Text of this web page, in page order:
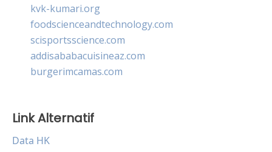
kvk-kumari.org
foodscienceandtechnology.com
scisportsscience.com
addisababacuisineaz.com
burgerimcamas.com
Link Alternatif
Data HK